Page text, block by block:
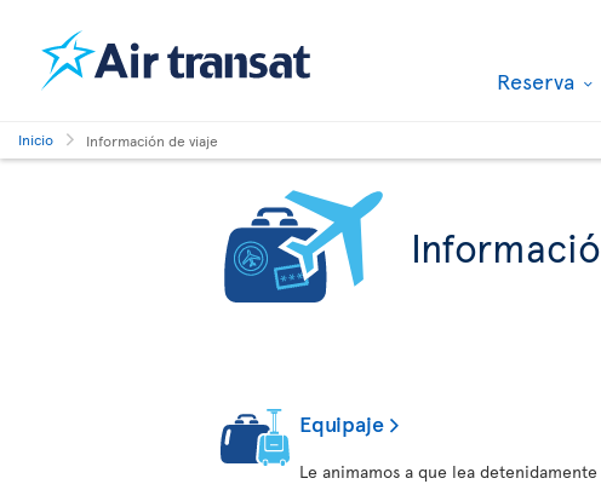
Reserva
Inicio Información de viaje
Equipaje
Le animamos a que lea